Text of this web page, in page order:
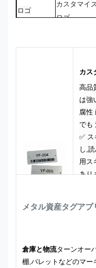
ロゴ
カスタマイ
ロゴ
など
カス
高品
は強
腐性
でも
✅
し,
用ス
あり
が消
✅ 薄
きま
メタル資産タグアプ
倉庫と物流ターンオー
棚,パレットなどのマー